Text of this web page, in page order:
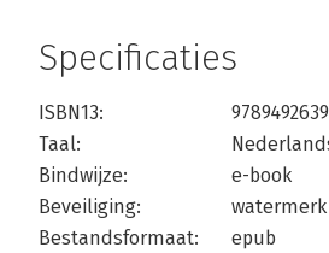
Specificaties
ISBN13:
Taal:
Bindwijze:
e-book
Beveiliging:
watermerk
Bestandsformaat:
epub